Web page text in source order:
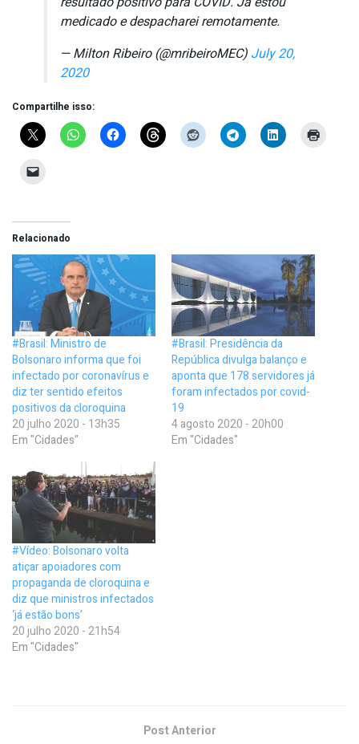
medicado e despacharei remotamente.
— Milton Ribeiro (@mribeiroMEC) July 20,
2020
Compartilhe isso:
Relacionado
#Brasil: Ministro de
Bolsonaro informa que foi
infectado por coronavírus e
diz ter sentido efeitos
positivos da cloroquina
20 julho 2020 - 13h35
Em "Cidades"
#Brasil: Presidência da
República divulga balanço e
aponta que 178 servidores já
foram infectados por covid-
19
4 agosto 2020 - 20h00
Em "Cidades"
#Vídeo: Bolsonaro volta
atiçar apoiadores com
propaganda de cloroquina e
diz que ministros infectados
‘já estão bons’
20 julho 2020 - 21h54
Em "Cidades"
Post Anterior